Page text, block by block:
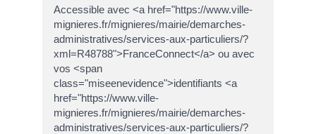
Accessible avec <a href="https://www.ville-
mignieres.fr/mignieres/mairie/demarches-
administratives/services-aux-particuliers/?
xml=R48788">FranceConnect</a> ou avec
vos <span
class="miseenevidence">identifiants <a
href="https://www.ville-
mignieres.fr/mignieres/mairie/demarches-
administratives/services-aux-particuliers/?